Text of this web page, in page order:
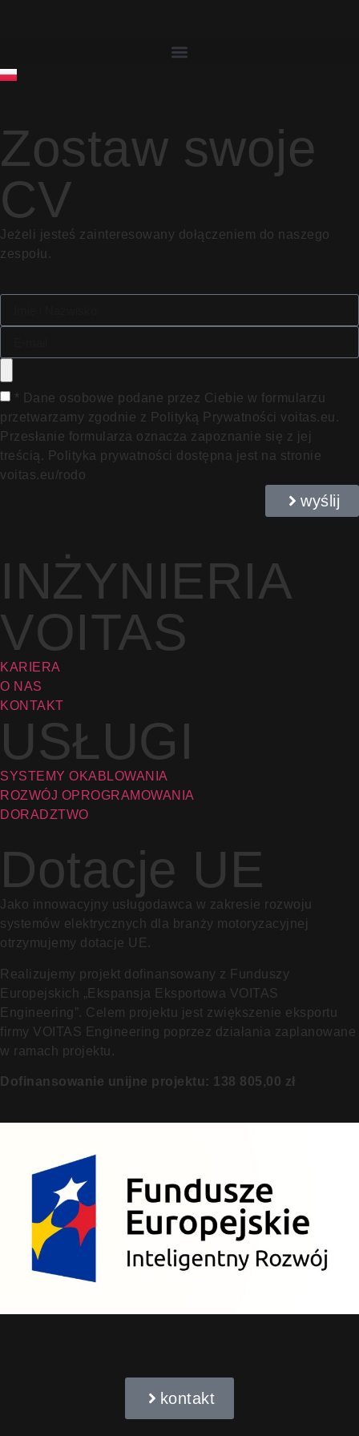
Zostaw swoje
CV
Jeżeli jesteś zainteresowany dołączeniem do naszego
zespołu.
* Dane osobowe podane przez Ciebie w formularzu
przetwarzamy zgodnie z Polityką Prywatności voitas.eu.
Przesłanie formularza oznacza zapoznanie się z jej
treścią. Polityka prywatności dostępna jest na stronie
voitas.eu/rodo
wyślij
INŻYNIERIA
VOITAS
KARIERA
O NAS
KONTAKT
USŁUGI
SYSTEMY OKABLOWANIA
ROZWÓJ OPROGRAMOWANIA
DORADZTWO
Dotacje UE
Jako innowacyjny usługodawca w zakresie rozwoju
systemów elektrycznych dla branży motoryzacyjnej
otrzymujemy dotacje UE.
Realizujemy projekt dofinansowany z Funduszy
Europejskich „Ekspansja Eksportowa VOITAS
Engineering”. Celem projektu jest zwiększenie eksportu
firmy VOITAS Engineering poprzez działania zaplanowane
w ramach projektu.
Dofinansowanie unijne projektu: 138 805,00 zł
kontakt